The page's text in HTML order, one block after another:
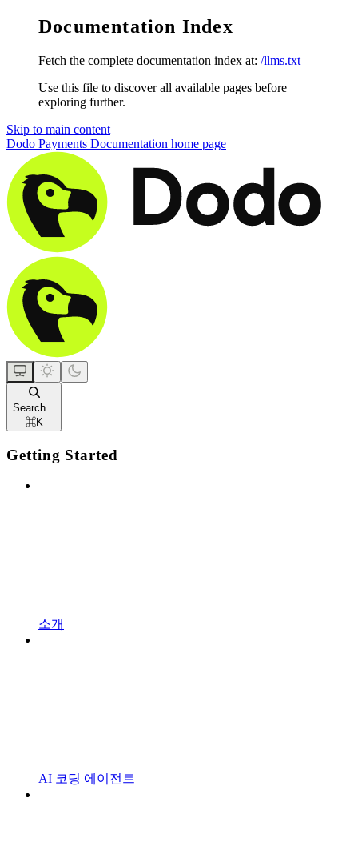
Documentation Index
Fetch the complete documentation index at: /llms.txt
Use this file to discover all available pages before
exploring further.
Skip to main content
Dodo Payments Documentation home page
Search...
⌘K
Getting Started
소개
AI 코딩 에이전트